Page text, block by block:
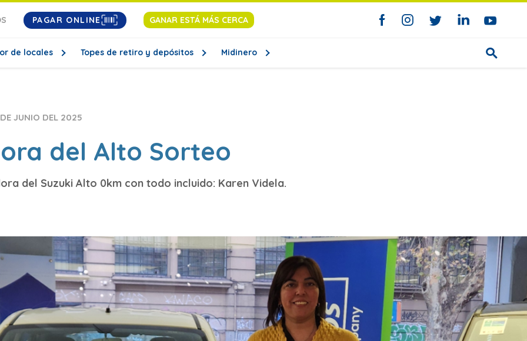
PAGAR ONLINE GANAR ESTÁ MÁS CERCA
de locales Topes de retiro y depósitos Midinero
JUNIO DEL 2025
del Alto Sorteo
del Suzuki Alto 0km con todo incluido: Karen Videla.